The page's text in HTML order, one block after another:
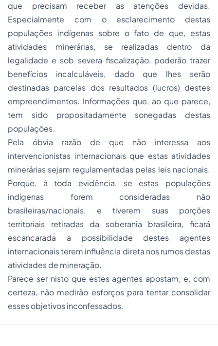
que precisam receber as atenções devidas.
Especialmente com o esclarecimento destas
populações indígenas sobre o fato de que, estas
atividades minerárias, se realizadas dentro da
legalidade e sob severa fiscalização, poderão trazer
benefícios incalculáveis, dado que lhes serão
destinadas parcelas dos resultados (lucros) destes
empreendimentos. Informações que, ao que parece,
tem sido propositadamente sonegadas destas
populações.
Pela óbvia razão de que não interessa aos
intervencionistas internacionais que estas atividades
minerárias sejam regulamentadas pelas leis nacionais.
Porque, à toda evidência, se estas populações
indígenas forem consideradas não
brasileiras/nacionais, e tiverem suas porções
territoriais retiradas da soberania brasileira, ficará
escancarada a possibilidade destes agentes
internacionais terem influência direta nos rumos destas
atividades de mineração.
Parece ser nisto que estes agentes apostam, e, com
certeza, não medirão esforços para tentar consolidar
esses objetivos inconfessados.